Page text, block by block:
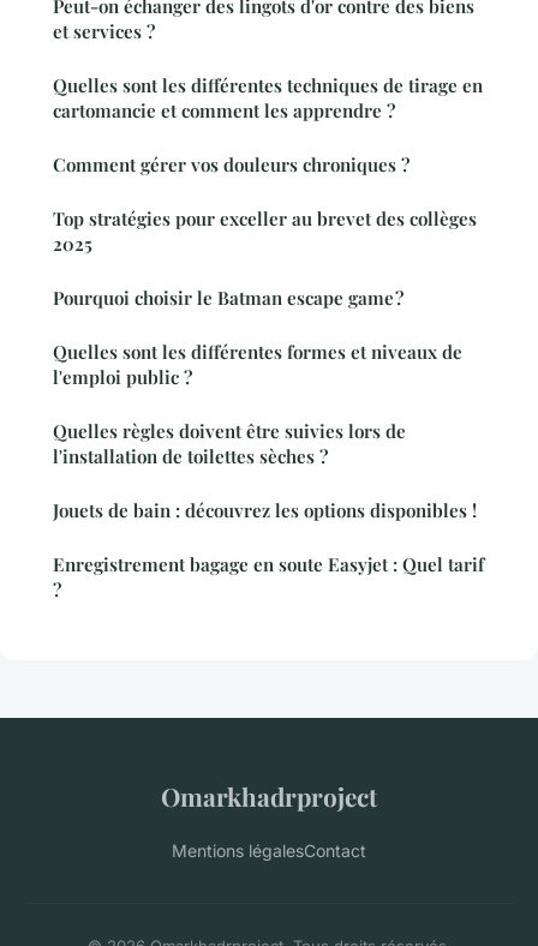
Peut-on échanger des lingots d'or contre des biens
et services ?
Quelles sont les différentes techniques de tirage en
cartomancie et comment les apprendre ?
Comment gérer vos douleurs chroniques ?
Top stratégies pour exceller au brevet des collèges
2025
Pourquoi choisir le Batman escape game ?
Quelles sont les différentes formes et niveaux de
l'emploi public ?
Quelles règles doivent être suivies lors de
l'installation de toilettes sèches ?
Jouets de bain : découvrez les options disponibles !
Enregistrement bagage en soute Easyjet : Quel tarif
?
Omarkhadrproject
Mentions légalesContact